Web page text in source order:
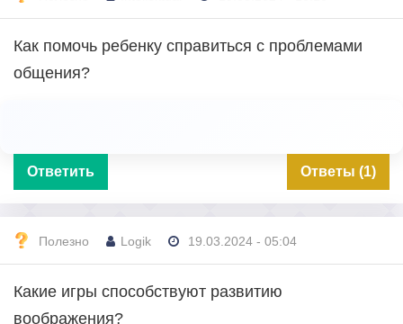
Как помочь ребенку справиться с проблемами
общения?
Ответить Ответы (1)
Полезно Logik 19.03.2024 - 05:04
Какие игры способствуют развитию
воображения?